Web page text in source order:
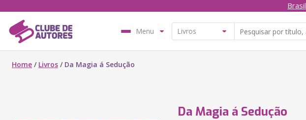
Brasil
Menu
Home / Livros / Da Magia á Sedução
Da Magia á Sedução